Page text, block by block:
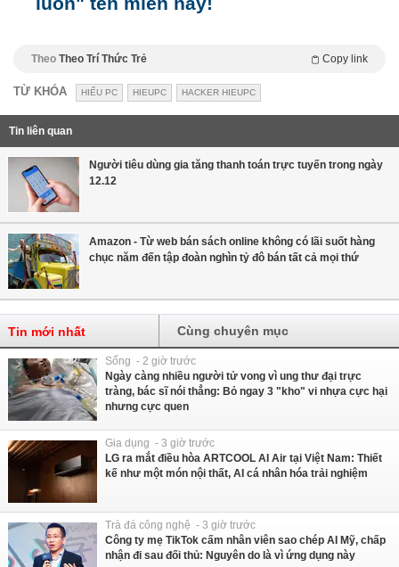
Theo Theo Trí Thức Trẻ Copy link
TỪ KHÓA HIẾU PC HIEUPC HACKER HIEUPC
Tin liên quan
Người tiêu dùng gia tăng thanh toán trực tuyến trong ngày
12.12
Amazon - Từ web bán sách online không có lãi suốt hàng
chục năm đến tập đoàn nghìn tỷ đô bán tất cả mọi thứ
Tin mới nhất Cùng chuyên mục
Sống - 2 giờ trước
Ngày càng nhiều người tử vong vì ung thư đại trực
tràng, bác sĩ nói thẳng: Bỏ ngay 3 "kho" vi nhựa cực hại
nhưng cực quen
Gia dụng - 3 giờ trước
LG ra mắt điều hòa ARTCOOL AI Air tại Việt Nam: Thiết
kế như một món nội thất, AI cá nhân hóa trải nghiệm
Trà đá công nghệ - 3 giờ trước
Công ty mẹ TikTok cấm nhân viên sao chép AI Mỹ, chấp
nhận đi sau đối thủ: Nguyên do là vì ứng dụng này